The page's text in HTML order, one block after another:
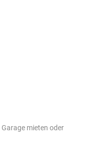
mieten oder